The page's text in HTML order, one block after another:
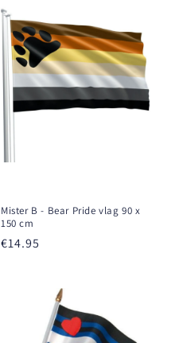
Mister B - Bear Pride vlag 90 x
150 cm
Prezzo
€14.95